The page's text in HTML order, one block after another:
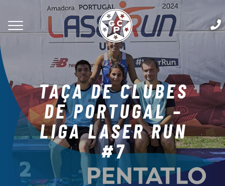
TAÇA DE CLUBES
DE PORTUGAL –
LIGA LASER RUN
#7